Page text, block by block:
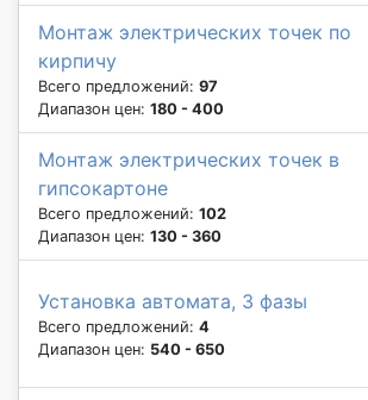
Монтаж электрических точек по
кирпичу
Всего предложений: 97
Диапазон цен: 180 - 400
Монтаж электрических точек в
гипсокартоне
Всего предложений: 102
Диапазон цен: 130 - 360
Установка автомата, 3 фазы
Всего предложений: 4
Диапазон цен: 540 - 650